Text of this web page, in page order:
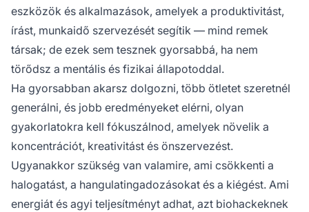
eszközök és alkalmazások, amelyek a produktivitást,
írást, munkaidő szervezését segítik — mind remek
társak; de ezek sem tesznek gyorsabbá, ha nem
törődsz a mentális és fizikai állapotoddal.
Ha gyorsabban akarsz dolgozni, több ötletet szeretnél
generálni, és jobb eredményeket elérni, olyan
gyakorlatokra kell fókuszálnod, amelyek növelik a
koncentrációt, kreativitást és önszervezést.
Ugyanakkor szükség van valamire, ami csökkenti a
halogatást, a hangulatingadozásokat és a kiégést. Ami
energiát és agyi teljesítményt adhat, azt biohackeknek